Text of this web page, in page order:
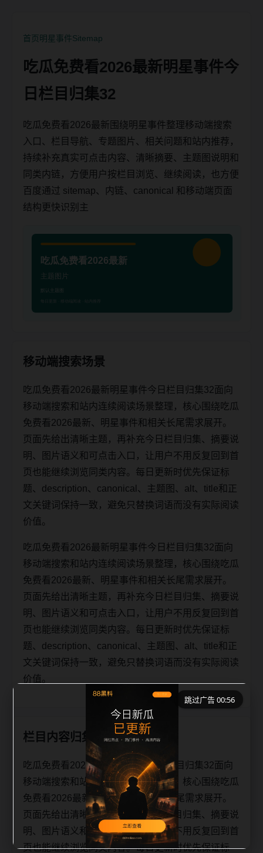
首页明星事件Sitemap
吃瓜免费看2026最新明星事件今
日栏目归集32
吃瓜免费看2026最新围绕明星事件整理移动端搜索
入口、栏目导航、专题图片、相关问题和站内推荐，
持续补充真实可点击内容、清晰摘要、主题图说明和
同类内链，方便用户按栏目浏览、继续阅读，也方便
百度通过 sitemap、内链、canonical 和移动端页面
结构更快识别主
移动端搜索场景
吃瓜免费看2026最新明星事件今日栏目归集32面向
移动端搜索和站内连续阅读场景整理，核心围绕吃瓜
免费看2026最新、明星事件和相关长尾需求展开。
页面先给出清晰主题，再补充今日栏目归集、摘要说
明、图片语义和可点击入口，让用户不用反复回到首
页也能继续浏览同类内容。每日更新时优先保证标
题、description、canonical、主题图、alt、title和正
文关键词保持一致，避免只替换词语而没有实际阅读
价值。
吃瓜免费看2026最新明星事件今日栏目归集32面向
移动端搜索和站内连续阅读场景整理，核心围绕吃瓜
免费看2026最新、明星事件和相关长尾需求展开。
页面先给出清晰主题，再补充今日栏目归集、摘要说
明、图片语义和可点击入口，让用户不用反复回到首
页也能继续浏览同类内容。每日更新时优先保证标
题、description、canonical、主题图、alt、title和正
文关键词保持一致，避免只替换词语而没有实际阅读
价值。
栏目内容归集
吃瓜免费看2026最新明星事件今日栏目归集32面向
移动端搜索和站内连续阅读场景整理，核心围绕吃瓜
免费看2026最新、明星事件和相关长尾需求展开。
页面先给出清晰主题，再补充今日栏目归集、摘要说
明、图片语义和可点击入口，让用户不用反复回到首
页也能继续浏览同类内容。每日更新时优先保证标
跳过广告 00:56